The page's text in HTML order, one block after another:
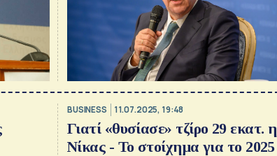
BUSINESS 11.07.2025, 19:48
Γιατί «θυσίασε» τζίρο 29 εκατ. η
Νίκας - Το στοίχημα για το 2025